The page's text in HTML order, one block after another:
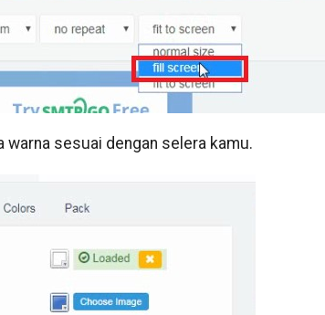
warna sesuai dengan selera kamu.